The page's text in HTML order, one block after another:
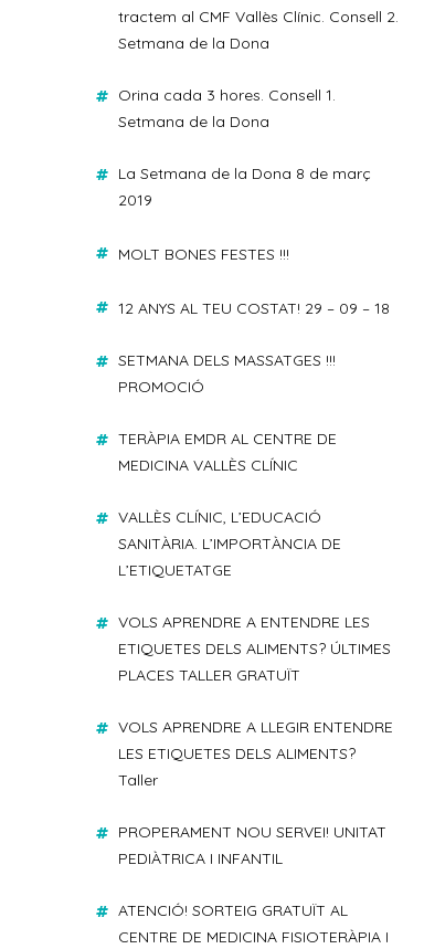
tractem al CMF Vallès Clínic. Consell 2.
Setmana de la Dona
Orina cada 3 hores. Consell 1.
Setmana de la Dona
La Setmana de la Dona 8 de març
2019
MOLT BONES FESTES !!!
12 ANYS AL TEU COSTAT! 29 – 09 – 18
SETMANA DELS MASSATGES !!!
PROMOCIÓ
TERÀPIA EMDR AL CENTRE DE
MEDICINA VALLÈS CLÍNIC
VALLÈS CLÍNIC, L’EDUCACIÓ
SANITÀRIA. L’IMPORTÀNCIA DE
L’ETIQUETATGE
VOLS APRENDRE A ENTENDRE LES
ETIQUETES DELS ALIMENTS? ÚLTIMES
PLACES TALLER GRATUÏT
VOLS APRENDRE A LLEGIR ENTENDRE
LES ETIQUETES DELS ALIMENTS?
Taller
PROPERAMENT NOU SERVEI! UNITAT
PEDIÀTRICA I INFANTIL
ATENCIÓ! SORTEIG GRATUÏT AL
CENTRE DE MEDICINA FISIOTERÀPIA I